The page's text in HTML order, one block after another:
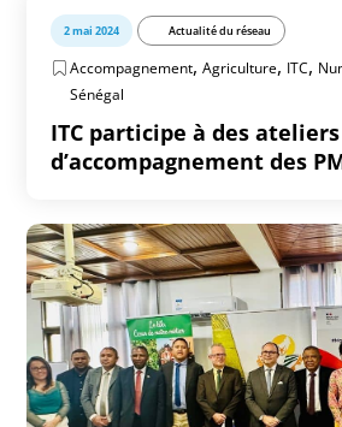
2 mai 2024 Actualité du réseau
Accompagnement,Agriculture, ITC,
Sénégal
ITC participe à des ateliers
d’accompagnement des